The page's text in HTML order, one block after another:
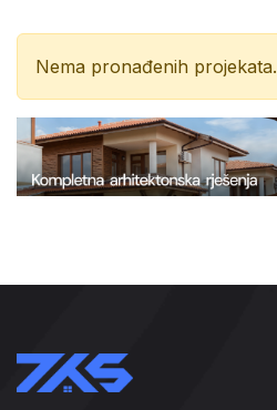
Nema pronađenih projekata.